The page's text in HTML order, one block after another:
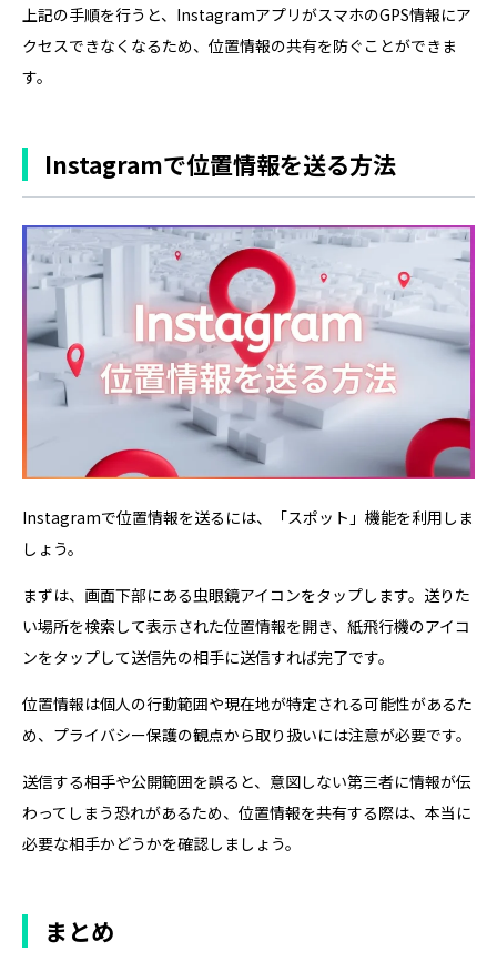
上記の手順を行うと、InstagramアプリがスマホのGPS情報にア
クセスできなくなるため、位置情報の共有を防ぐことができま
す。
Instagramで位置情報を送る方法
Instagramで位置情報を送るには、「スポット」機能を利用しま
しょう。
まずは、画面下部にある虫眼鏡アイコンをタップします。送りた
い場所を検索して表示された位置情報を開き、紙飛行機のアイコ
ンをタップして送信先の相手に送信すれば完了です。
位置情報は個人の行動範囲や現在地が特定される可能性があるた
め、プライバシー保護の観点から取り扱いには注意が必要です。
送信する相手や公開範囲を誤ると、意図しない第三者に情報が伝
わってしまう恐れがあるため、位置情報を共有する際は、本当に
必要な相手かどうかを確認しましょう。
まとめ